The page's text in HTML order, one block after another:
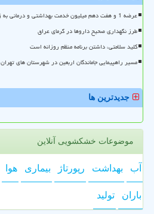
عرضه 1 و هفت دهم میلیون خدمت بهداشتی و درمانی به زائرین اربعین
طرز نگهداری صحیح داروها در گرمای عراق
کلید سلامتی، داشتن برنامه منظم روزانه است
مسیر راهپیمایی جاماندگان اربعین در شهرستان های تهران
جدیدترین ها
موضوعات خشکشویی آنلاین
آب بهداشت رپورتاژ بیماری هوا
باران تولید